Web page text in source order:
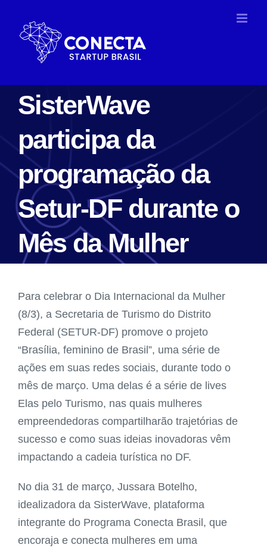
conteúdo
SisterWave
participa da
programação da
Setur-DF durante o
Mês da Mulher
Para celebrar o Dia Internacional da Mulher
(8/3), a Secretaria de Turismo do Distrito
Federal (SETUR-DF) promove o projeto
“Brasília, feminino de Brasil”, uma série de
ações em suas redes sociais, durante todo o
mês de março. Uma delas é a série de lives
Elas pelo Turismo, nas quais mulheres
empreendedoras compartilharão trajetórias de
sucesso e como suas ideias inovadoras vêm
impactando a cadeia turística no DF.
No dia 31 de março, Jussara Botelho,
idealizadora da SisterWave, plataforma
integrante do Programa Conecta Brasil, que
encoraja e conecta mulheres em uma